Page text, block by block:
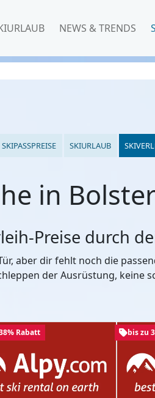
NEWS & TRENDS
SKIPASSPREISE SKIURLAUB
in
Preise durch
aber dir fehlt noch die
der Ausrüstung, keine
Rabatt bis zu